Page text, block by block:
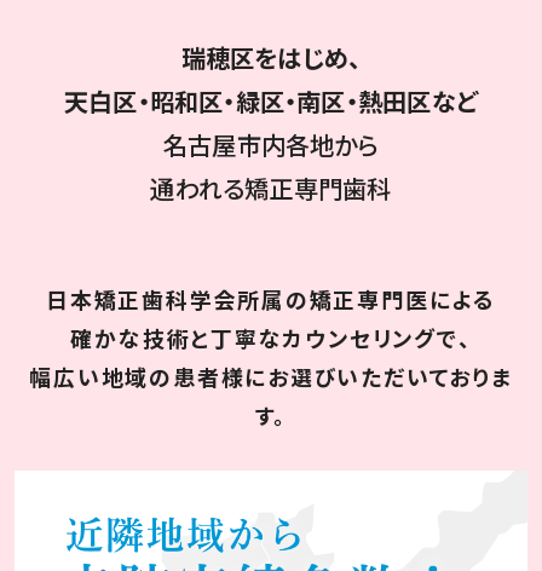
瑞穂区をはじめ、
天白区・昭和区・緑区・南区・熱田区など
名古屋市内各地から
通われる矯正専門歯科
日本矯正歯科学会所属の矯正専門医による
確かな技術と丁寧なカウンセリングで、
幅広い地域の患者様にお選びいただいておりま
す。